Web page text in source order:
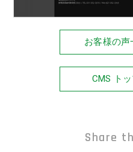
お客様の
CMS ト
Share